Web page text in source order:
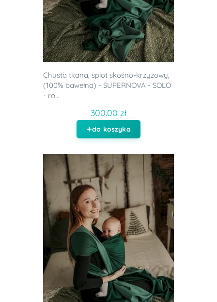
Chusta tkana, splot skośno-krzyżowy,
(100% bawełna) - SUPERNOVA - SOLO
- ro...
300.00 zł
do koszyka